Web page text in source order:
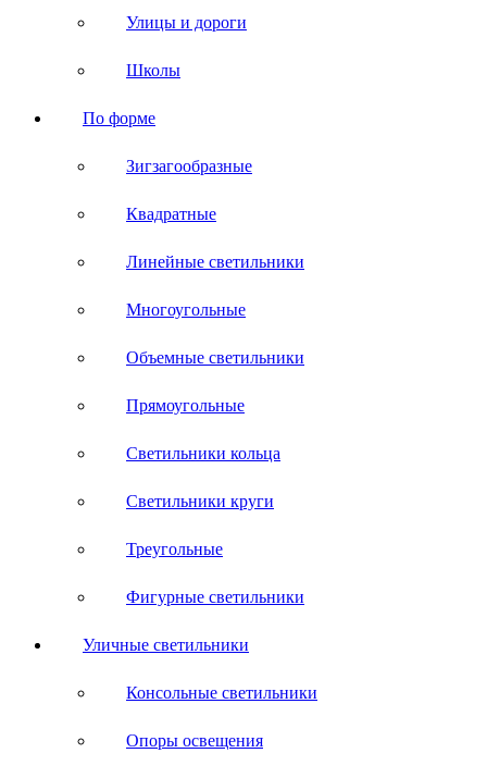
Улицы и дороги
Школы
По форме
Зигзагообразные
Квадратные
Линейные светильники
Многоугольные
Объемные светильники
Прямоугольные
Светильники кольца
Светильники круги
Треугольные
Фигурные светильники
Уличные светильники
Консольные светильники
Опоры освещения